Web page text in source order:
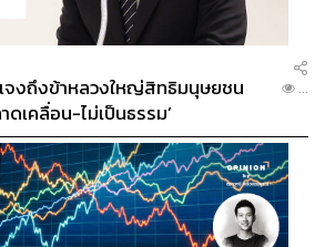
งถึงข้าหลวงใหญ่สิทธิมนุษยชน
เคลื่อน-ไม่เป็นธรรม’
...